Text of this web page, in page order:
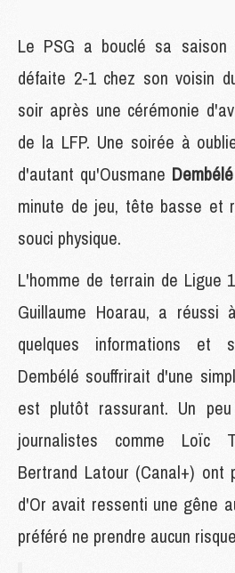
Le PSG a bouclé sa
défaite 2-1 chez son voisin
soir après une cérémonie
de la LFP. Une soirée à
d'autant qu'Ousmane Dembélé
minute de jeu, tête basse et
souci physique.
L'homme de terrain de Ligue
Guillaume Hoarau, a réussi
quelques informations et
Dembélé souffrirait d'une
est plutôt rassurant. Un
journalistes comme Loïc
Bertrand Latour (Canal+) ont
d'Or avait ressenti une gêne
préféré ne prendre aucun